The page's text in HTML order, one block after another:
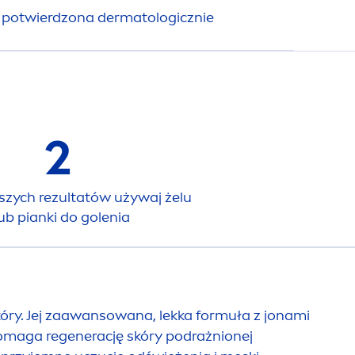
dermatologicznie
2
rezultatów używaj żelu
pianki do golenia
Jej zaawansowana, lekka formuła z jonami
regenerację skóry podrażnionej